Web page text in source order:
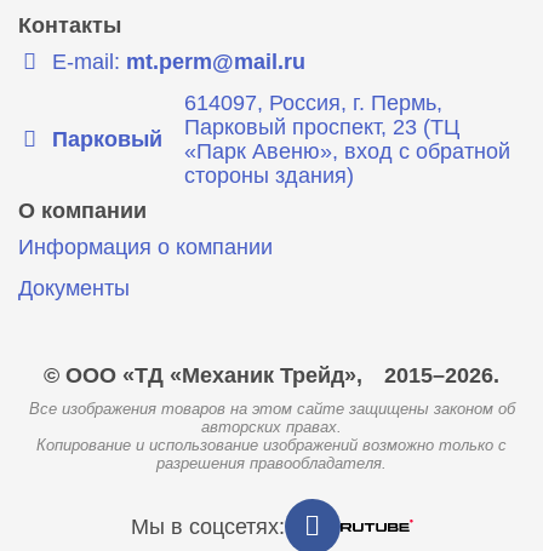
Контакты
E-mail: mt.perm@mail.ru
Парковый
614097, Россия, г. Пермь,
Парковый проспект, 23 (ТЦ
«Парк Авеню», вход с обратной
стороны здания)
О компании
Информация о компании
Документы
© ООО «ТД «Механик Трейд», 2015–2026.
Все изображения товаров на этом сайте защищены законом об
авторских правах.
Копирование и использование изображений возможно только с
разрешения правообладателя.
Мы в соцсетях: